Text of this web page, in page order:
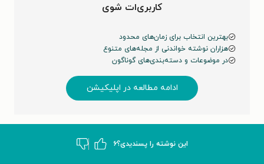
کاربری‌ات شوی
بهترین انتخاب برای زمان‌های محدود
هزاران نوشته خواندنی از مجله‌های متنوع
در موضوعات و دسته‌بندی‌های گوناگون
ادامه مطالعه در اپلیکیشن
این نوشته‌ را پسندیدی؟۶